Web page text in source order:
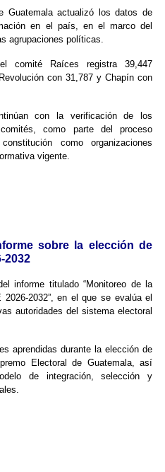
Guatemala actualizó los datos de
en el país, en el marco del
agrupaciones políticas.
comité Raíces registra 39,447
con 31,787 y Chapín con
con la verificación de los
como parte del proceso
como organizaciones
vigente.
sobre la elección de
2032
informe titulado “Monitoreo de la
2032”, en el que se evalúa el
autoridades del sistema electoral
aprendidas durante la elección de
Electoral de Guatemala, así
de integración, selección y